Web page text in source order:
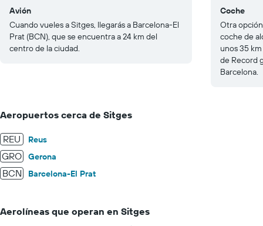
Avión
Cuando vueles a Sitges, llegarás a Barcelona-El
Prat (BCN), que se encuentra a 24 km del
centro de la ciudad.
Coche
Otra
coche de
unos 35
de Record
Barcelona.
Aeropuertos cerca de Sitges
REU Reus
GRO Gerona
BCN Barcelona-El Prat
Aerolíneas que operan en Sitges